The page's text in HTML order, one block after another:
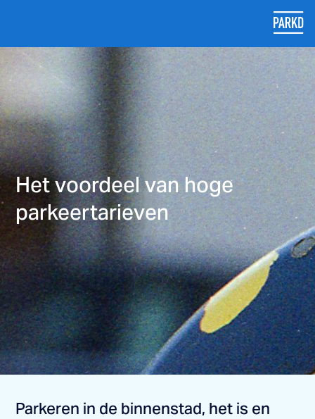
Het voordeel van hoge
parkeertarieven
Parkeren in de binnenstad, het is en